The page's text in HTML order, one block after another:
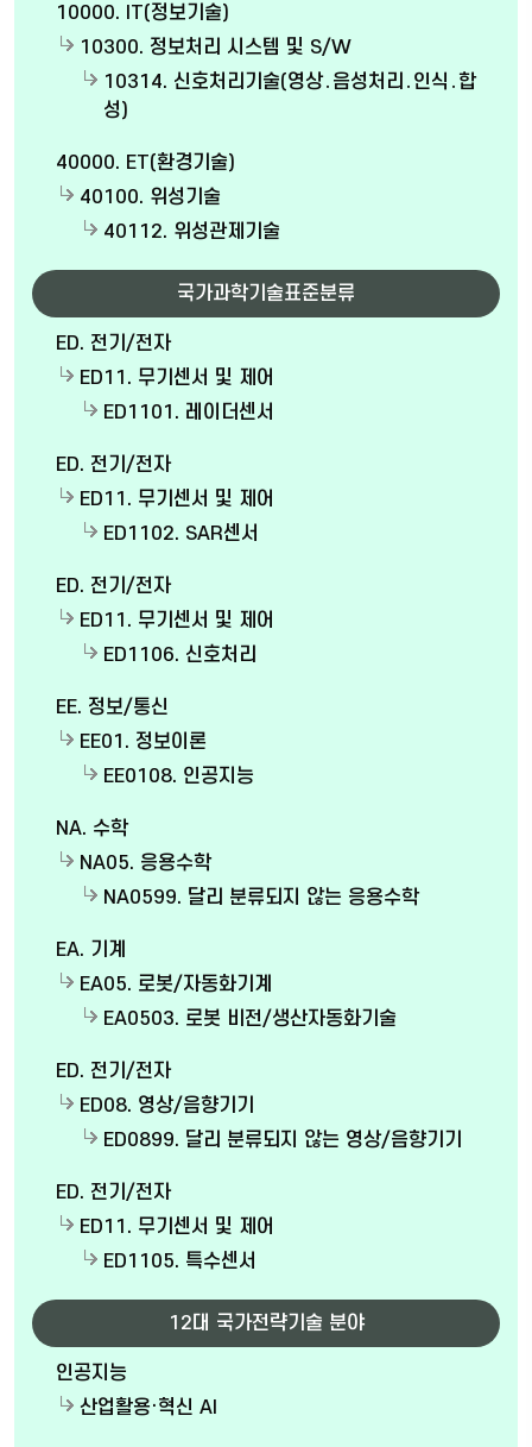
10000. IT(정보기술)
10300. 정보처리 시스템 및 S/W
10314. 신호처리기술(영상․음성처리․인식․합
성)
40000. ET(환경기술)
40100. 위성기술
40112. 위성관제기술
국가과학기술표준분류
ED. 전기/전자
ED11. 무기센서 및 제어
ED1101. 레이더센서
ED. 전기/전자
ED11. 무기센서 및 제어
ED1102. SAR센서
ED. 전기/전자
ED11. 무기센서 및 제어
ED1106. 신호처리
EE. 정보/통신
EE01. 정보이론
EE0108. 인공지능
NA. 수학
NA05. 응용수학
NA0599. 달리 분류되지 않는 응용수학
EA. 기계
EA05. 로봇/자동화기계
EA0503. 로봇 비전/생산자동화기술
ED. 전기/전자
ED08. 영상/음향기기
ED0899. 달리 분류되지 않는 영상/음향기기
ED. 전기/전자
ED11. 무기센서 및 제어
ED1105. 특수센서
12대 국가전략기술 분야
인공지능
산업활용·혁신 AI